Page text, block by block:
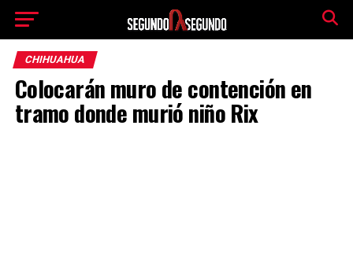
CHIHUAHUA
Colocarán muro de contención en
tramo donde murió niño Rix